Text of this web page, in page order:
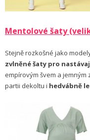
Mentolové šaty
Stejně rozkošné jako
zvlněné šaty pro
empírovým švem a
partii dekoltu i hedvábně